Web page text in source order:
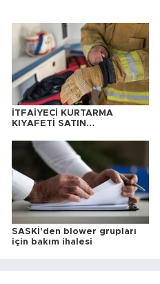
İTFAİYECİ KURTARMA
KIYAFETİ SATIN
SASKİ'den blower grupları
için bakım ihalesi